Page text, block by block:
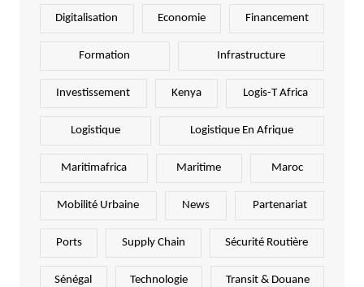
Digitalisation Economie Financement
Formation Infrastructure
Investissement Kenya Logis-T Africa
Logistique Logistique En Afrique
Maritimafrica Maritime Maroc
Mobilité Urbaine News Partenariat
Ports Supply Chain Sécurité Routière
Sénégal Technologie Transit & Douane